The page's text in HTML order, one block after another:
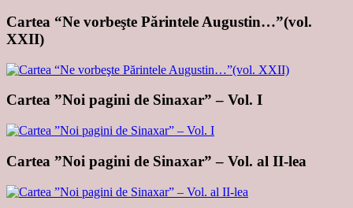
Cartea “Ne vorbeşte Părintele Augustin…”(vol.
XXII)
Cartea ”Noi pagini de Sinaxar” – Vol. I
Cartea ”Noi pagini de Sinaxar” – Vol. al II-lea